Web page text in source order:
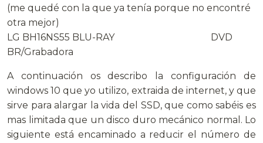
(me quedé con la que ya tenía porque no encontré
otra mejor)
LG BH16NS55 BLU-RAY DVD
BR/Grabadora
A continuación os describo la configuración de
windows 10 que yo utilizo, extraida de internet, y que
sirve para alargar la vida del SSD, que como sabéis es
mas limitada que un disco duro mecánico normal. Lo
siguiente está encaminado a reducir el número de